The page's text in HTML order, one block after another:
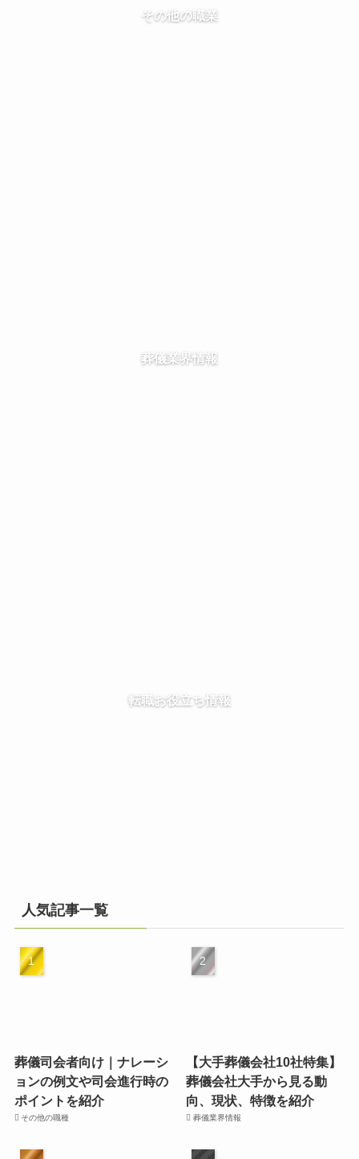
その他の職業
葬儀業界情報
転職お役立ち情報
人気記事一覧
葬儀司会者向け｜ナレーシ
ョンの例文や司会進行時の
ポイントを紹介
その他の職種
【大手葬儀会社10社特集】
葬儀会社大手から見る動
向、現状、特徴を紹介
葬儀業界情報